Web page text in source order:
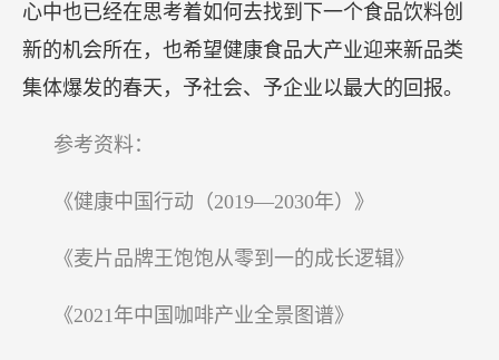
心中也已经在思考着如何去找到下一个食品饮料创
新的机会所在，也希望健康食品大产业迎来新品类
集体爆发的春天，予社会、予企业以最大的回报。
参考资料：
《健康中国行动（2019—2030年）》
《麦片品牌王饱饱从零到一的成长逻辑》
《2021年中国咖啡产业全景图谱》